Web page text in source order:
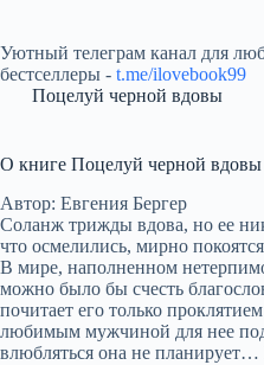
Уютный телеграм канал для
бестселлеры - t.me/ilovebook99
Поцелуй черной вдовы
О книге Поцелуй черной вдовы
Автор: Евгения Бергер
Соланж трижды вдова, но ее
что осмелились, мирно
В мире, наполненном
можно было бы счесть
почитает его только
любимым мужчиной для нее
влюбляться она не планирует…